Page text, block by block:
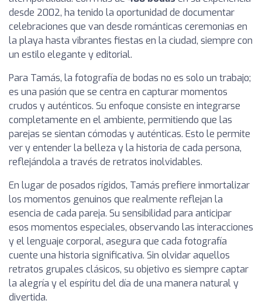
desde 2002, ha tenido la oportunidad de documentar
celebraciones que van desde románticas ceremonias en
la playa hasta vibrantes fiestas en la ciudad, siempre con
un estilo elegante y editorial.
Para Tamás, la fotografía de bodas no es solo un trabajo;
es una pasión que se centra en capturar momentos
crudos y auténticos. Su enfoque consiste en integrarse
completamente en el ambiente, permitiendo que las
parejas se sientan cómodas y auténticas. Esto le permite
ver y entender la belleza y la historia de cada persona,
reflejándola a través de retratos inolvidables.
En lugar de posados rígidos, Tamás prefiere inmortalizar
los momentos genuinos que realmente reflejan la
esencia de cada pareja. Su sensibilidad para anticipar
esos momentos especiales, observando las interacciones
y el lenguaje corporal, asegura que cada fotografía
cuente una historia significativa. Sin olvidar aquellos
retratos grupales clásicos, su objetivo es siempre captar
la alegría y el espíritu del día de una manera natural y
divertida.